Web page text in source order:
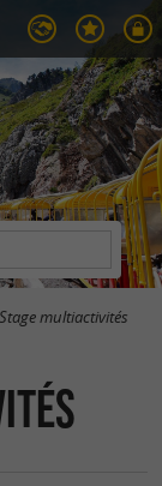
Stage multiactivités